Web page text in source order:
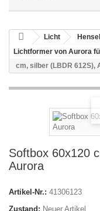
Licht
Hensel
Lichtformer von Aurora
cm, silber (LBDR 612S),
Softbox 60x120
Aurora
Artikel-Nr.: 41306123
Zustand: Neuer Artikel